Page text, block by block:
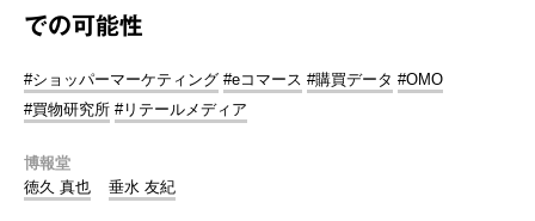
での可能性
#ショッパーマーケティング #eコマース #購買データ #OMO
#買物研究所 #リテールメディア
博報堂
徳久 真也
垂水 友紀